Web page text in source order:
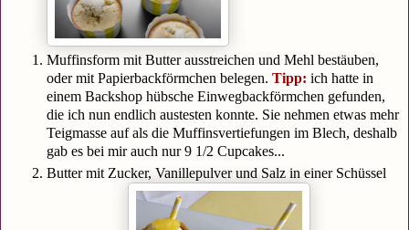
Muffinsform mit Butter ausstreichen und Mehl bestäuben,
oder mit Papierbackförmchen belegen. Tipp: ich hatte in
einem Backshop hübsche Einwegbackförmchen gefunden,
die ich nun endlich austesten konnte. Sie nehmen etwas mehr
Teigmasse auf als die Muffinsvertiefungen im Blech, deshalb
gab es bei mir auch nur 9 1/2 Cupcakes...
Butter mit Zucker, Vanillepulver und Salz in einer Schüssel